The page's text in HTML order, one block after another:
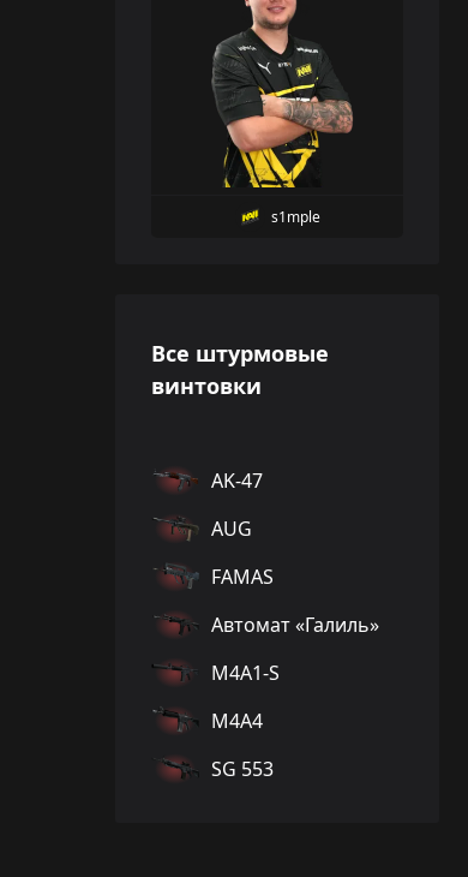
s1mple
Все штурмовые
винтовки
AK-47
AUG
FAMAS
Автомат «Галиль»
M4A1-S
M4A4
SG 553